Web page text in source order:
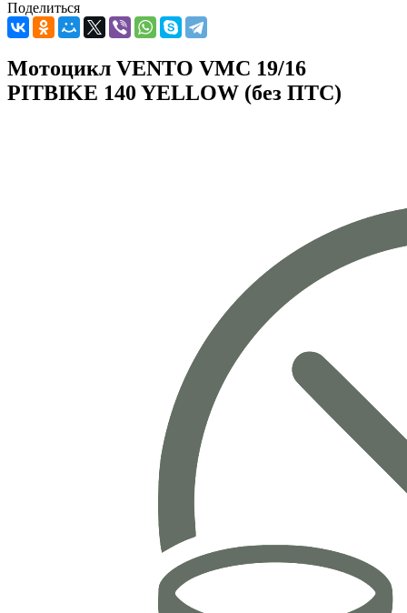
Поделиться
Мотоцикл VENTO VMC 19/16
PITBIKE 140 YELLOW (без ПТС)